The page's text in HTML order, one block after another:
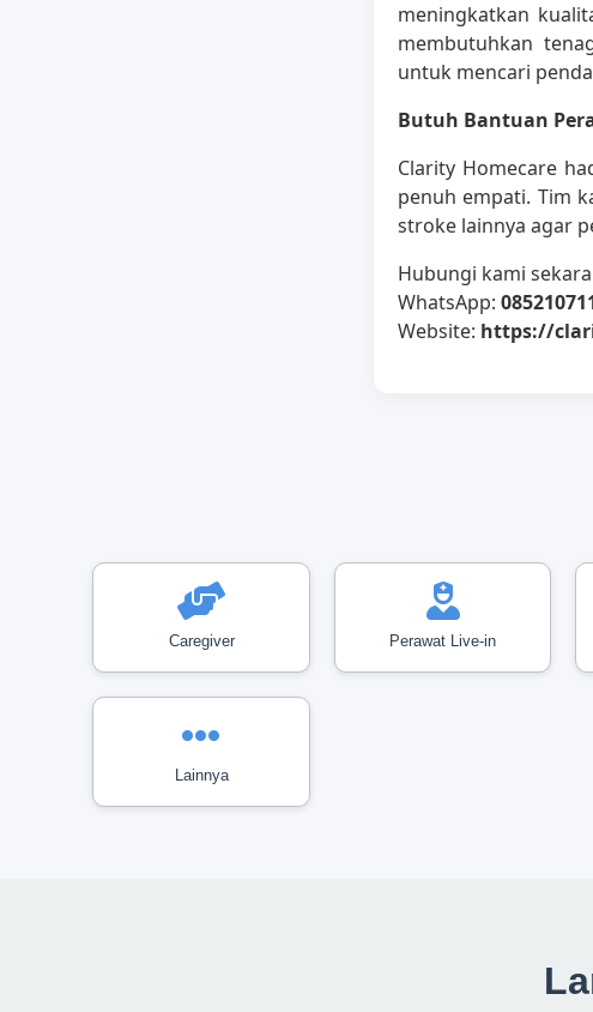
meningkatkan
membutuhkan
untuk mencari
Butuh Bantuan
Clarity Homecare
penuh empati. Tim
stroke lainnya agar
Hubungi kami
WhatsApp:
Website: https://
Caregiver Perawat Live-in
Lainnya